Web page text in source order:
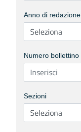
Anno di redazione
Numero bollettino
Sezioni